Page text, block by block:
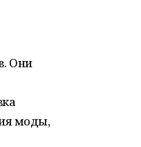
Они
моды,